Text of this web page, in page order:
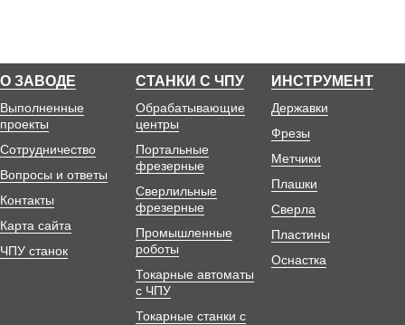
О ЗАВОДЕ
Выполненные
проекты
Сотрудничество
Вопросы и ответы
Контакты
Карта сайта
ЧПУ станок
СТАНКИ С ЧПУ
Обрабатывающие
центры
Портальные
фрезерные
Сверлильные
фрезерные
Промышленные
роботы
Токарные автоматы
с ЧПУ
Токарные станки с
ИНСТРУМЕНТ
Державки
Фрезы
Метчики
Плашки
Сверла
Пластины
Оснастка